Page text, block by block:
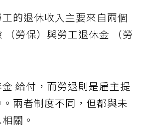
的退休收入主要來自兩個
（勞保）與勞工退休金 （勞
給付，而勞退則是雇主提
兩者制度不同，但都與未
關。